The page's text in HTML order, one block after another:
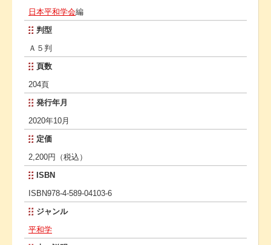
日本平和学会編
判型
Ａ５判
頁数
204頁
発行年月
2020年10月
定価
2,200円（税込）
ISBN
ISBN978-4-589-04103-6
ジャンル
平和学